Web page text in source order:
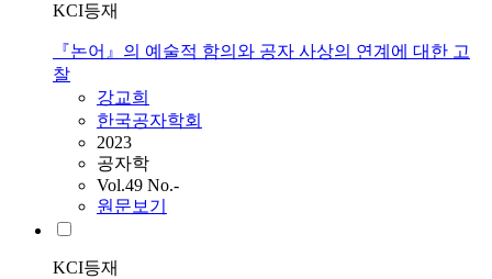
KCI등재
『논어』의 예술적 함의와 공자 사상의 연계에 대한 고
찰
강교희
한국공자학회
2023
공자학
Vol.49 No.-
원문보기
KCI등재